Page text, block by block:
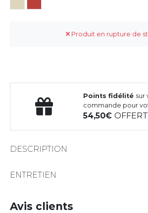
Produit en rupture de
Points fidélité sur
commande pour
54,50OFFERT
DESCRIPTION
ENTRETIEN
Avis clients